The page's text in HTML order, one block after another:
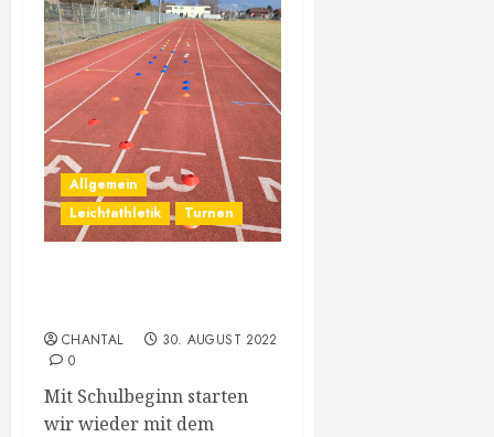
Allgemein
Leichtathletik
Turnen
CHANTAL
30. AUGUST 2022
0
Mit Schulbeginn starten
wir wieder mit dem